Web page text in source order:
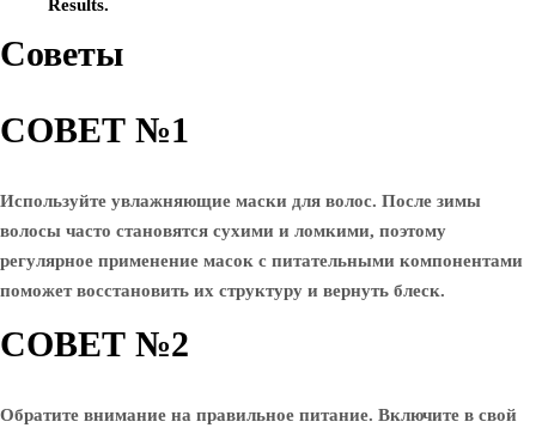
Results.
Советы
СОВЕТ №1
Используйте увлажняющие маски для волос. После зимы
волосы часто становятся сухими и ломкими, поэтому
регулярное применение масок с питательными компонентами
поможет восстановить их структуру и вернуть блеск.
СОВЕТ №2
Обратите внимание на правильное питание. Включите в свой